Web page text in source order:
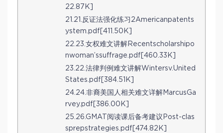
22.87K]
21.21.反证法强化练习2Americanpatents
ystem.pdf[411.50K]
22.23.女权难文讲解Recentscholarshipo
nwoman’ssuffrage.pdf[460.33K]
23.22.法律判例难文讲解Wintersv.United
States.pdf[384.51K]
24.24.非裔美国人相关难文详解MarcusGa
rvey.pdf[386.00K]
25.26.GMAT阅读课后备考建议Post-clas
sprepstrategies.pdf[474.82K]